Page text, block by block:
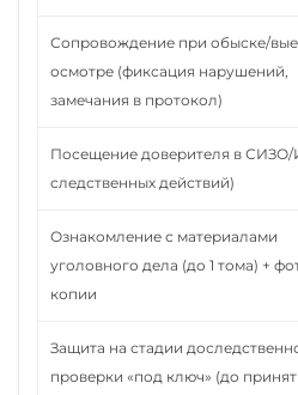
Сопровождение при обыске/
осмотре (фиксация нарушений,
замечания в протокол)
Посещение доверителя в
следственных действий)
Ознакомление с материалами
уголовного дела (до 1 тома) +
копии
Защита на стадии
проверки «под ключ» (до